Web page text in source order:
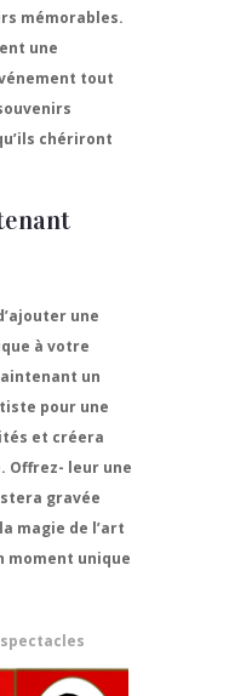
mémorables.
une
tout
chériront
une
à votre
un
pour une
et créera
Offrez- leur une
gravée
magie de l’art
moment unique